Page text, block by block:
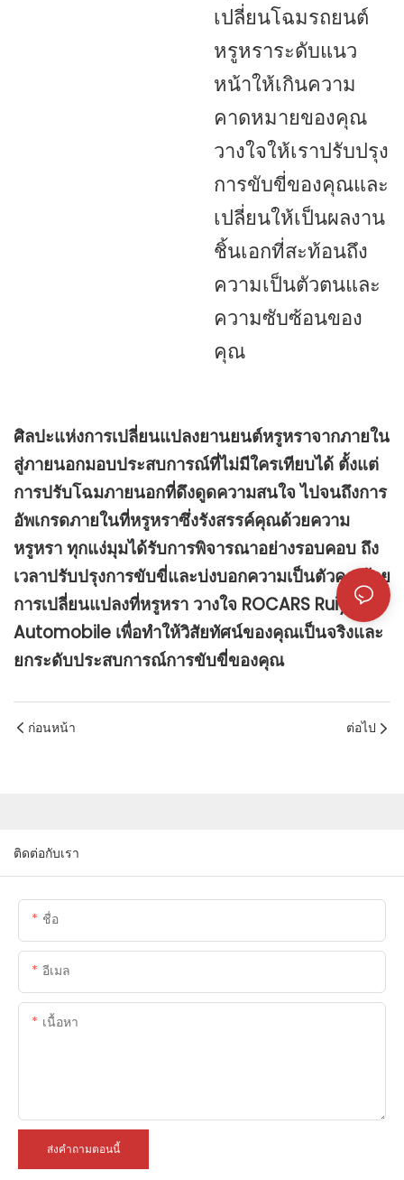
เปลี่ยนโฉมรถยนต์
หรูหราระดับแนว
หน้าให้เกินความ
คาดหมายของคุณ
วางใจให้เราปรับปรุง
การขับขี่ของคุณและ
เปลี่ยนให้เป็นผลงาน
ชิ้นเอกที่สะท้อนถึง
ความเป็นตัวตนและ
ความซับซ้อนของ
คุณ
ศิลปะแห่งการเปลี่ยนแปลงยานยนต์หรูหราจากภายใน
สู่ภายนอกมอบประสบการณ์ที่ไม่มีใครเทียบได้ ตั้งแต่
การปรับโฉมภายนอกที่ดึงดูดความสนใจ ไปจนถึงการ
อัพเกรดภายในที่หรูหราซึ่งรังสรรค์คุณด้วยความ
หรูหรา ทุกแง่มุมได้รับการพิจารณาอย่างรอบคอบ ถึง
เวลาปรับปรุงการขับขี่และบ่งบอกความเป็นตัวคุณด้วย
การเปลี่ยนแปลงที่หรูหรา วางใจ ROCARS Ruiyi
Automobile เพื่อทำให้วิสัยทัศน์ของคุณเป็นจริงและ
ยกระดับประสบการณ์การขับขี่ของคุณ
ก่อนหน้า ต่อไป
ติดต่อกับเรา
ชื่อ
อีเมล
เนื้อหา
ส่งคำถามตอนนี้